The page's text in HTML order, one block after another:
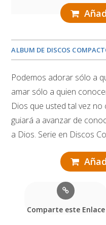
ALBUM DE DISCOS
Podemos adorar sólo a
amar sólo a quien
Dios que usted tal vez no
guiará a avanzar de
a Dios. Serie en Discos
Comparte este Enlace